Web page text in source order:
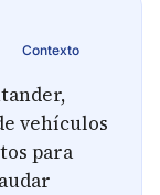
Contexto
vehículos
para